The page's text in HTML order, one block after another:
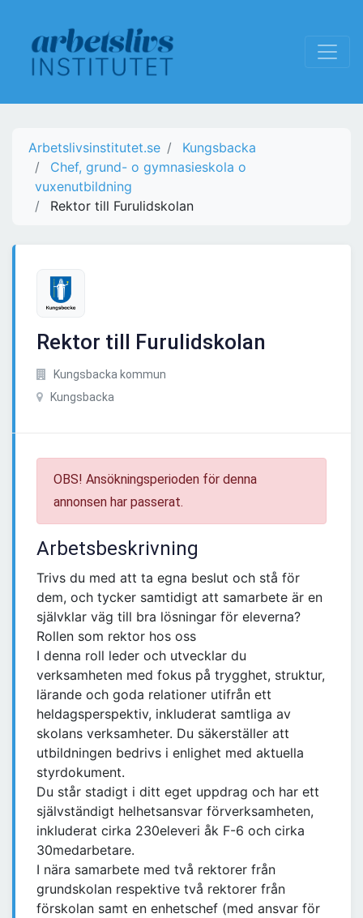
Arbetslivsinstitutet.se
Kungsbacka
Chef, grund- o gymnasieskola o
vuxenutbildning
Rektor till Furulidskolan
Rektor till Furulidskolan
Kungsbacka kommun
Kungsbacka
OBS! Ansökningsperioden för denna
annonsen har passerat.
Arbetsbeskrivning
Trivs du med att ta egna beslut och stå för
dem, och tycker samtidigt att samarbete är en
självklar väg till bra lösningar för eleverna?
Rollen som rektor hos oss
I denna roll leder och utvecklar du
verksamheten med fokus på trygghet, struktur,
lärande och goda relationer utifrån ett
heldagsperspektiv, inkluderat samtliga av
skolans verksamheter. Du säkerställer att
utbildningen bedrivs i enlighet med aktuella
styrdokument.
Du står stadigt i ditt eget uppdrag och har ett
självständigt helhetsansvar förverksamheten,
inkluderat cirka 230eleveri åk F-6 och cirka
30medarbetare.
I nära samarbete med två rektorer från
grundskolan respektive två rektorer från
förskolan samt en enhetschef (med ansvar för